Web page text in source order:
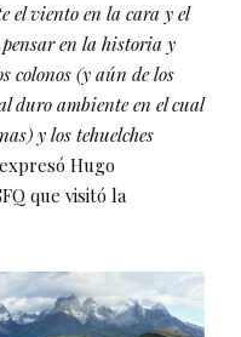
el viento en la cara y el
pensar en la historia y
colonos (y aún de los
duro ambiente en el cual
y los tehuelches
Hugo
que visitó la